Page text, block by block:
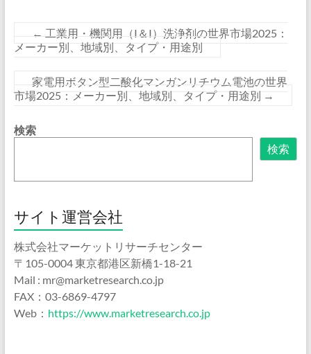
← 工業用・機関用（I＆I）洗浄剤の世界市場2025：
メーカー別、地域別、タイプ・用途別
家電用ボタン型二酸化マンガンリチウム電池の世界
市場2025：メーカー別、地域別、タイプ・用途別 →
検索
検索
サイト運営会社
株式会社マーケットリサーチセンター
〒105-0004 東京都港区新橋1-18-21
Mail : mr@marketresearch.co.jp
FAX：03-6869-4797
Web： https://www.marketresearch.co.jp